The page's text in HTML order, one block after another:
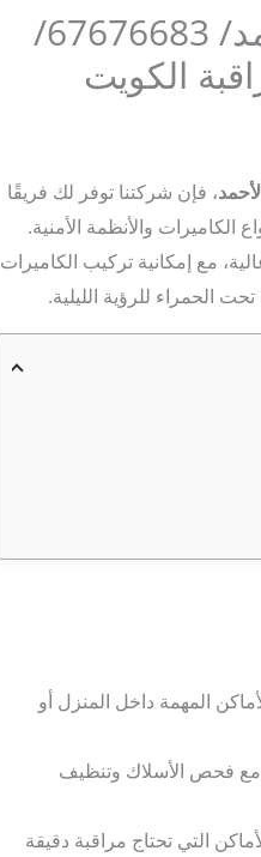
تركيب كاميرات مراقبة صباح الأحمد/ 67676683/
الكويت
، فإن شركتنا توفر لك فريقًا
والأنظمة الأمنية.
مع إمكانية تركيب الكاميرات
الحمراء للرؤية الليلية.
المهمة داخل المنزل أو
مع فحص الأسلاك وتنظيف
التي تحتاج مراقبة دقيقة